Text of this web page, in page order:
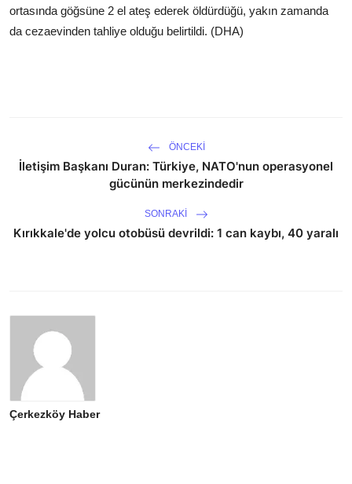
ortasında göğsüne 2 el ateş ederek öldürdüğü, yakın zamanda
da cezaevinden tahliye olduğu belirtildi. (DHA)
ÖNCEKI
İletişim Başkanı Duran: Türkiye, NATO'nun operasyonel
gücünün merkezindedir
SONRAKI
Kırıkkale'de yolcu otobüsü devrildi: 1 can kaybı, 40 yaralı
Çerkezköy Haber